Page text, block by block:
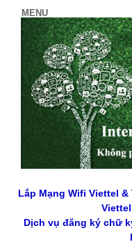
Lắp Mạng Wifi Viettel &
Dịch vụ đăng ký chữ